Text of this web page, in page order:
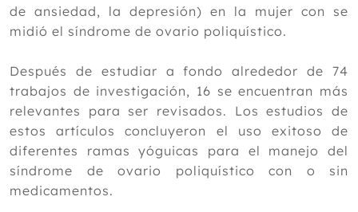
de ansiedad, la depresión) en la mujer con se
midió el síndrome de ovario poliquístico.
Después de estudiar a fondo alrededor de 74
trabajos de investigación, 16 se encuentran más
relevantes para ser revisados. Los estudios de
estos artículos concluyeron el uso exitoso de
diferentes ramas yóguicas para el manejo del
síndrome de ovario poliquístico con o sin
medicamentos.